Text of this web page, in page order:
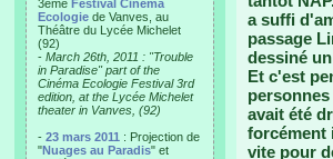
3eme Festival Cinéma
Ecologie de Vanves, au
Théâtre du Lycée Michelet
(92)
- March 26th, 2011 : "Trouble
in Paradise" part of the
Cinéma Ecologie Festival 3rd
edition, at the Lycée Michelet
theater in Vanves, (92)
- 23 mars 2011 : Projection de
"Nuages au Paradis" et
a suffi
passage
dessiné
Et c'est
avait été
forcément
vite pour